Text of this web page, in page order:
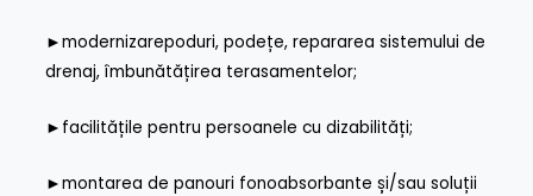
►modernizarepoduri, podețe, repararea sistemului de
drenaj, îmbunătățirea terasamentelor;
► facilitățile pentru persoanele cu dizabilități;
►montarea de panouri fonoabsorbante și/sau soluții